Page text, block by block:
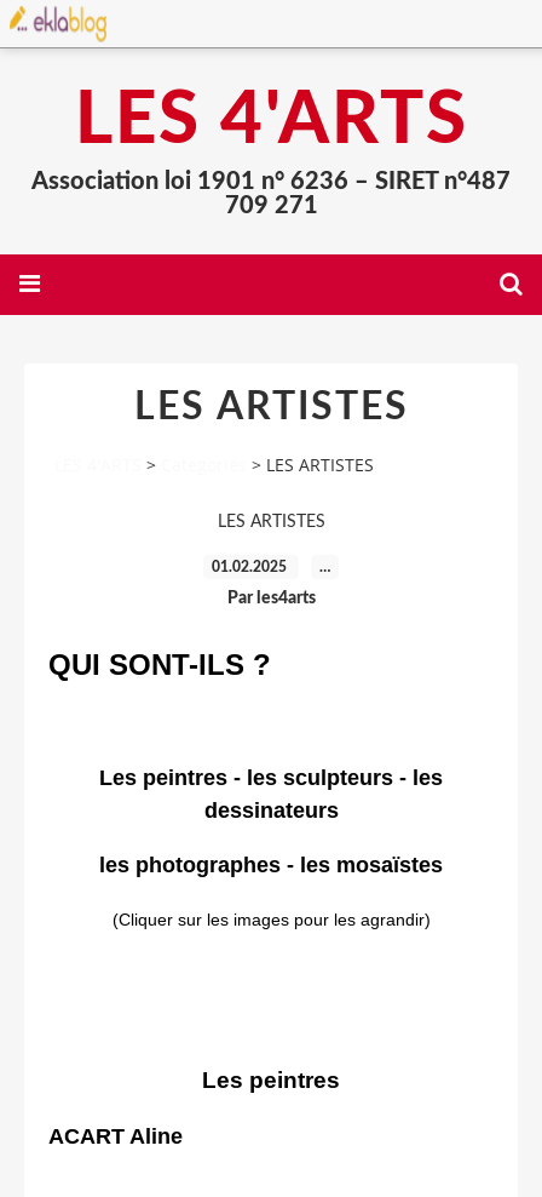
LES 4'ARTS
Association loi 1901 n° 6236 – SIRET n°487
709 271
LES ARTISTES
> > LES ARTISTES
LES ARTISTES
01.02.2025 …
Par les4arts
QUI SONT-ILS ?
Les peintres - les sculpteurs - les
dessinateurs
les photographes - les mosaïstes
(Cliquer sur les images pour les agrandir)
Les peintres
ACART Aline